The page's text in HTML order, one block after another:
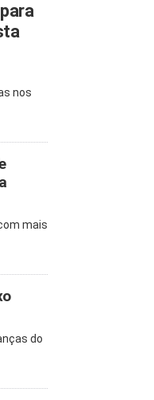
nos
mais
do